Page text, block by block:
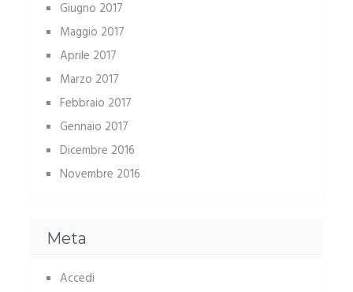
Giugno 2017
Maggio 2017
Aprile 2017
Marzo 2017
Febbraio 2017
Gennaio 2017
Dicembre 2016
Novembre 2016
Meta
Accedi